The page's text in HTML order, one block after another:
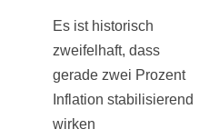
Es ist historisch
zweifelhaft, dass
gerade zwei Prozent
Inflation stabilisierend
wirken